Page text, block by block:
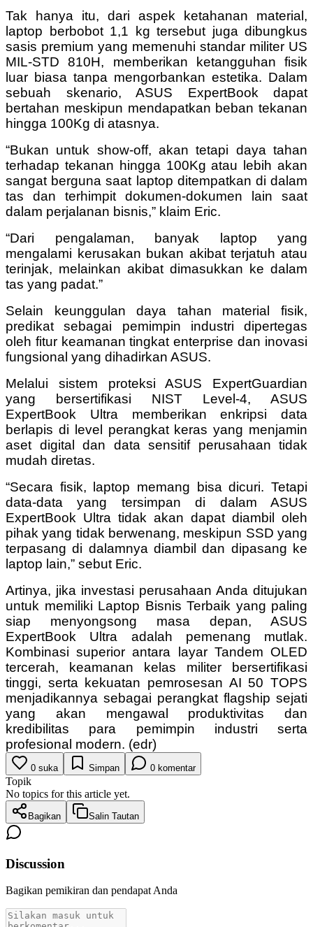
Tak hanya itu, dari aspek ketahanan material,
laptop berbobot 1,1 kg tersebut juga dibungkus
sasis premium yang memenuhi standar militer US
MIL-STD 810H, memberikan ketangguhan fisik
luar biasa tanpa mengorbankan estetika. Dalam
sebuah skenario, ASUS ExpertBook dapat
bertahan meskipun mendapatkan beban tekanan
hingga 100Kg di atasnya.
“Bukan untuk show-off, akan tetapi daya tahan
terhadap tekanan hingga 100Kg atau lebih akan
sangat berguna saat laptop ditempatkan di dalam
tas dan terhimpit dokumen-dokumen lain saat
dalam perjalanan bisnis,” klaim Eric.
“Dari pengalaman, banyak laptop yang
mengalami kerusakan bukan akibat terjatuh atau
terinjak, melainkan akibat dimasukkan ke dalam
tas yang padat.”
Selain keunggulan daya tahan material fisik,
predikat sebagai pemimpin industri dipertegas
oleh fitur keamanan tingkat enterprise dan inovasi
fungsional yang dihadirkan ASUS.
Melalui sistem proteksi ASUS ExpertGuardian
yang bersertifikasi NIST Level-4, ASUS
ExpertBook Ultra memberikan enkripsi data
berlapis di level perangkat keras yang menjamin
aset digital dan data sensitif perusahaan tidak
mudah diretas.
“Secara fisik, laptop memang bisa dicuri. Tetapi
data-data yang tersimpan di dalam ASUS
ExpertBook Ultra tidak akan dapat diambil oleh
pihak yang tidak berwenang, meskipun SSD yang
terpasang di dalamnya diambil dan dipasang ke
laptop lain,” sebut Eric.
Artinya, jika investasi perusahaan Anda ditujukan
untuk memiliki Laptop Bisnis Terbaik yang paling
siap menyongsong masa depan, ASUS
ExpertBook Ultra adalah pemenang mutlak.
Kombinasi superior antara layar Tandem OLED
tercerah, keamanan kelas militer bersertifikasi
tinggi, serta kekuatan pemrosesan AI 50 TOPS
menjadikannya sebagai perangkat flagship sejati
yang akan mengawal produktivitas dan
kredibilitas para pemimpin industri serta
profesional modern. (edr)
0 suka Simpan 0 komentar
Topik
No topics for this article yet.
Bagikan Salin Tautan
Discussion
Bagikan pemikiran dan pendapat Anda